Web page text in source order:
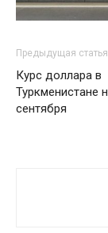
Предыдущая статья
Курс доллара в
Туркменистане
сентября